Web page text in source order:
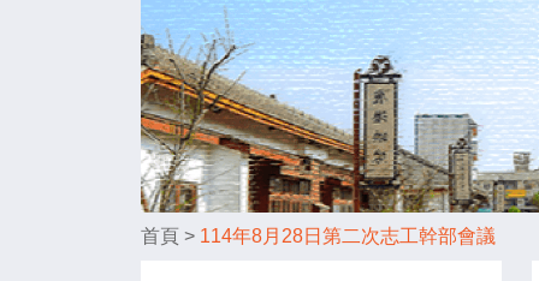
首頁 > 114年8月28日第二次志工幹部會議